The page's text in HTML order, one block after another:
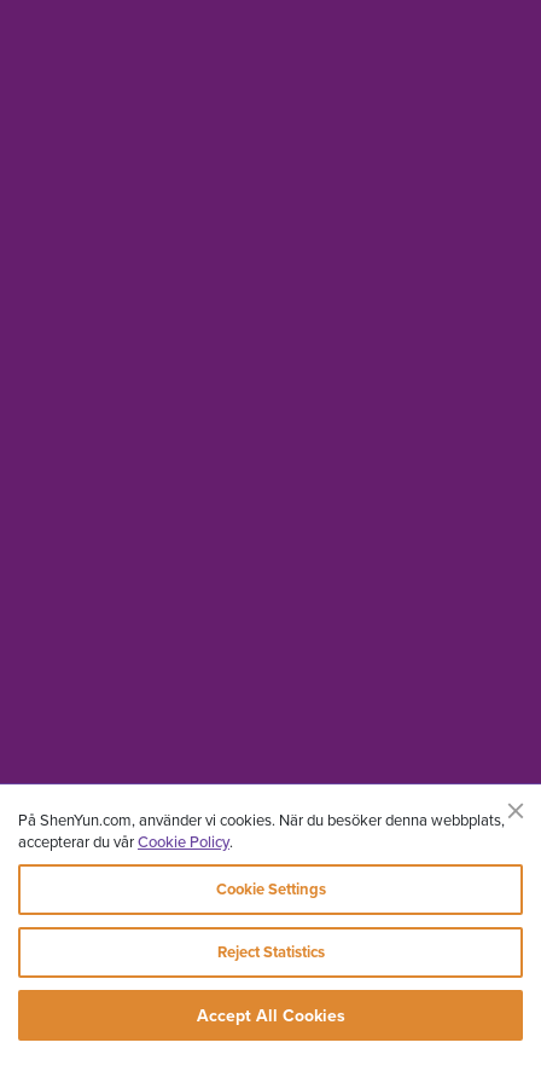
På ShenYun.com, använder vi cookies. När du besöker denna webbplats,
accepterar du vårCookie Policy.
Cookie Settings
Reject Statistics
Accept All Cookies